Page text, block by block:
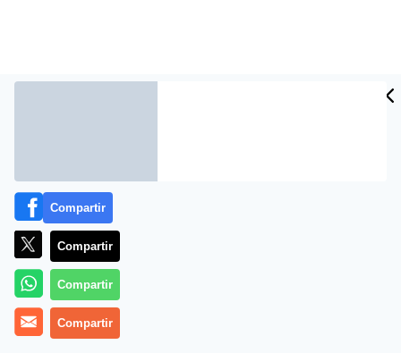
Más información
Compartir
Compartir
Compartir
Compartir